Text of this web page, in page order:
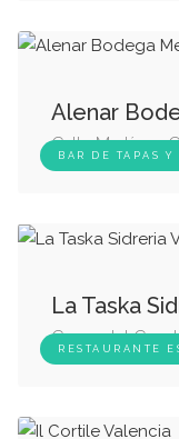
BAR DE TAPAS Y
Alenar
Calle Martínez
RESTAURANTE
La Taska
Carrer del